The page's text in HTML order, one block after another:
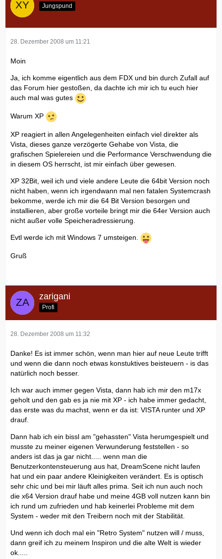
Jungspund
28. Dezember 2008 um 11:21
Moin
Ja, ich komme eigentlich aus dem FDX und bin durch Zufall auf
das Forum hier gestoßen, da dachte ich mir ich tu euch hier
auch mal was gutes
Warum XP
XP reagiert in allen Angelegenheiten einfach viel direkter als
Vista, dieses ganze verzögerte Gehabe von Vista, die
grafischen Spielereien und die Performance Verschwendung die
in diesem OS herrscht, ist mir einfach über gewesen.
XP 32Bit, weil ich und viele andere Leute die 64bit Version noch
nicht haben, wenn ich irgendwann mal nen fatalen Systemcrash
bekomme, werde ich mir die 64 Bit Version besorgen und
installieren, aber große vorteile bringt mir die 64er Version auch
nicht außer volle Speicheradressierung.
Evtl werde ich mit Windows 7 umsteigen.
Gruß
zarigani
Profi
28. Dezember 2008 um 11:32
Danke! Es ist immer schön, wenn man hier auf neue Leute trifft
und wenn die dann noch etwas konstuktives beisteuern - is das
natürlich noch besser.
Ich war auch immer gegen Vista, dann hab ich mir den m17x
geholt und den gab es ja nie mit XP - ich habe immer gedacht,
das erste was du machst, wenn er da ist: VISTA runter und XP
drauf.
Dann hab ich ein bissl am "gehassten" Vista herumgespielt und
musste zu meiner eigenen Verwunderung feststellen - so
anders ist das ja gar nicht..... wenn man die
Benutzerkontensteuerung aus hat, DreamScene nicht laufen
hat und ein paar andere Kleinigkeiten verändert. Es is optisch
sehr chic und bei mir läuft alles prima. Seit ich nun auch noch
die x64 Version drauf habe und meine 4GB voll nutzen kann bin
ich rund um zufrieden und hab keinerlei Probleme mit dem
System - weder mit den Treibern noch mit der Stabilität.
Und wenn ich doch mal ein "Retro System" nutzen will / muss,
dann greif ich zu meinem Inspiron und die alte Welt is wieder
ok.....